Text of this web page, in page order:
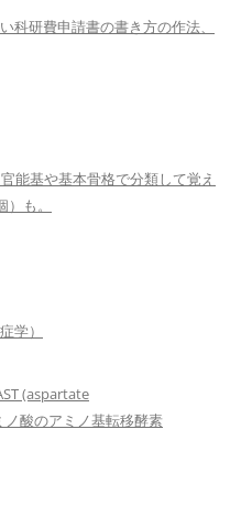
科研費申請書の書き方の作法、
能基や基本骨格で分類して覚え
も。
学）
(aspartate
酸のアミノ基転移酵素